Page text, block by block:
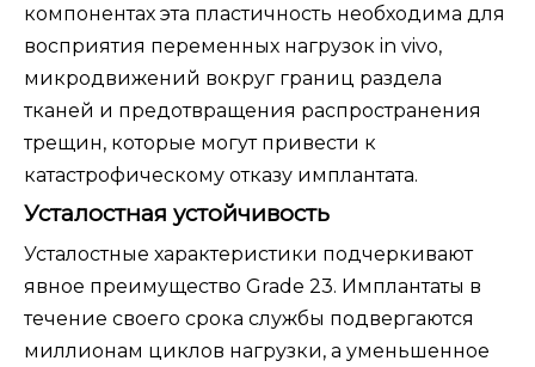
компонентах эта пластичность необходима для
восприятия переменных нагрузок in vivo,
микродвижений вокруг границ раздела
тканей и предотвращения распространения
трещин, которые могут привести к
катастрофическому отказу имплантата.
Усталостная устойчивость
Усталостные характеристики подчеркивают
явное преимущество Grade 23. Имплантаты в
течение своего срока службы подвергаются
миллионам циклов нагрузки, а уменьшенное